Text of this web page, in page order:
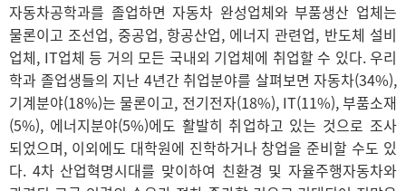
자동차공학과를 졸업하면 자동차 완성업체와 부품생산 업체는
물론이고 조선업, 중공업, 항공산업, 에너지 관련업, 반도체 설비
업체, IT업체 등 거의 모든 국내외 기업체에 취업할 수 있다. 우리
학과 졸업생들의 지난 4년간 취업분야를 살펴보면 자동차(34%),
기계분야(18%)는 물론이고, 전기전자(18%), IT(11%), 부품소재
(5%), 에너지분야(5%)에도 활발히 취업하고 있는 것으로 조사
되었으며, 이외에도 대학원에 진학하거나 창업을 준비할 수도 있
다. 4차 산업혁명시대를 맞이하여 친환경 및 자율주행자동차와